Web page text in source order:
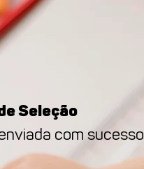
Seleção
com sucesso